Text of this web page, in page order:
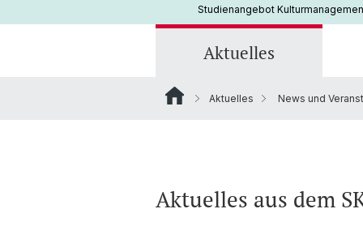
Studienangebot
Aktuelles
Weiterbildungskurse
Aktuelles News und
Aktuelles aus dem